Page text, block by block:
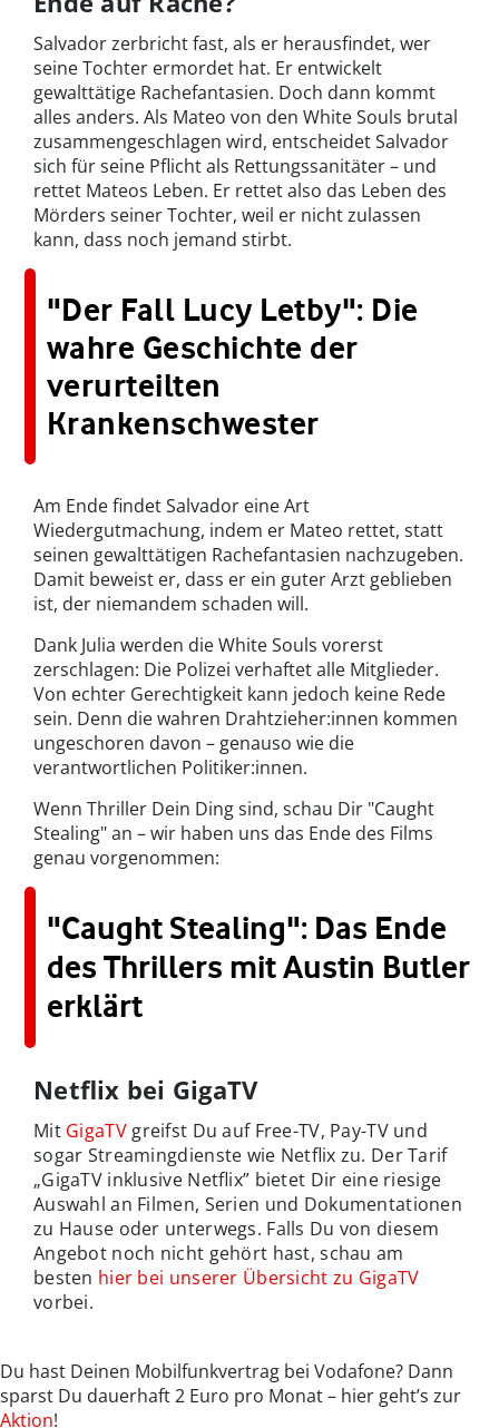
Salvador zerbricht fast, als er herausfindet, wer
seine Tochter ermordet hat. Er entwickelt
gewalttätige Rachefantasien. Doch dann kommt
alles anders. Als Mateo von den White Souls brutal
zusammengeschlagen wird, entscheidet Salvador
sich für seine Pflicht als Rettungssanitäter – und
rettet Mateos Leben. Er rettet also das Leben des
Mörders seiner Tochter, weil er nicht zulassen
kann, dass noch jemand stirbt.
"Der Fall Lucy Letby": Die
wahre Geschichte der
verurteilten
Krankenschwester
Am Ende findet Salvador eine Art
Wiedergutmachung, indem er Mateo rettet, statt
seinen gewalttätigen Rachefantasien nachzugeben.
Damit beweist er, dass er ein guter Arzt geblieben
ist, der niemandem schaden will.
Dank Julia werden die White Souls vorerst
zerschlagen: Die Polizei verhaftet alle Mitglieder.
Von echter Gerechtigkeit kann jedoch keine Rede
sein. Denn die wahren Drahtzieher:innen kommen
ungeschoren davon – genauso wie die
verantwortlichen Politiker:innen.
Wenn Thriller Dein Ding sind, schau Dir "Caught
Stealing" an – wir haben uns das Ende des Films
genau vorgenommen:
"Caught Stealing": Das Ende
des Thrillers mit Austin Butler
erklärt
Netflix bei GigaTV
Mit GigaTVgreifst Du auf Free-TV, Pay-TV und
sogar Streamingdienste wie Netflix zu. Der Tarif
„GigaTV inklusive Netflix” bietet Dir eine riesige
Auswahl an Filmen, Serien und Dokumentationen
zu Hause oder unterwegs. Falls Du von diesem
Angebot noch nicht gehört hast, schau am
besten hier bei unserer Übersicht zu GigaTV
vorbei.
Du hast Deinen Mobilfunkvertrag bei Vodafone? Dann
sparst Du dauerhaft 2 Euro pro Monat – hier geht’s zur
Aktion!